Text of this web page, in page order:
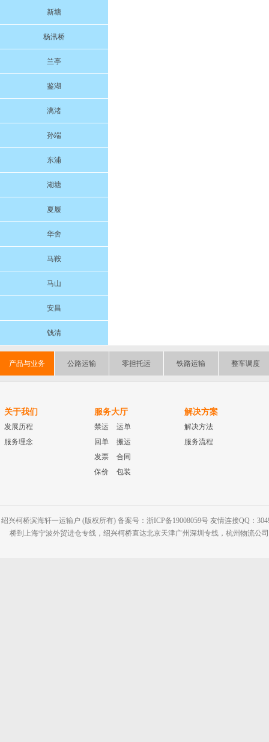
新塘
杨汛桥
兰亭
鉴湖
漓渚
孙端
东浦
湖塘
夏履
华舍
马鞍
马山
安昌
钱清
产品与业务 公路运输 零担托运 铁路运输 整车调度
关于我们
发展历程
服务理念
服务大厅
禁运
运单
回单
搬运
发票
合同
保价
包装
解决方案
解决方法
服务流程
绍兴柯桥滨海轩一运输户 (版权所有) 备案号：浙ICP备19008059号 友情连接QQ：
桥到上海宁波外贸进仓专线，绍兴柯桥直达北京天津广州深圳专线，杭州物流公